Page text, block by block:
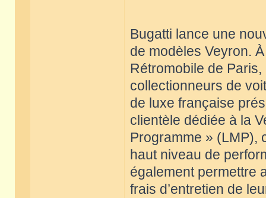
Bugatti lance une
de modèles Veyron.
Rétromobile de
collectionneurs de
de luxe française
clientèle dédiée à la
Programme » (LMP),
haut niveau de
également permettre
frais d’entretien de